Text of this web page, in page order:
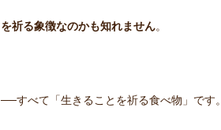
祈る象徴なのかも知れません。
すべて「生きることを祈る食べ物」です。